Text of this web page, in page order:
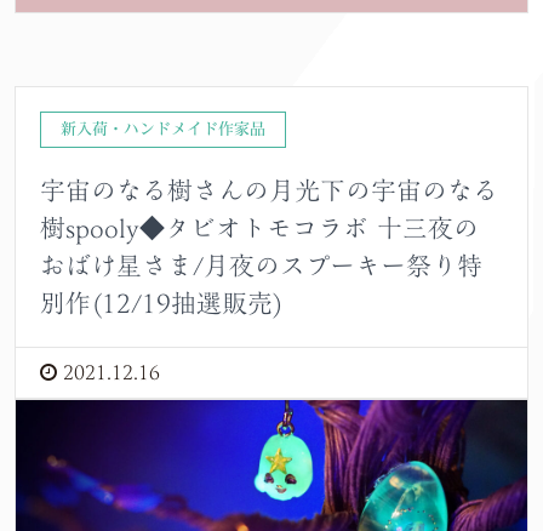
新入荷・ハンドメイド作家品
宇宙のなる樹さんの月光下の宇宙のなる
樹spooly◆タビオトモコラボ 十三夜の
おばけ星さま/月夜のスプーキー祭り特
別作(12/19抽選販売)
2021.12.16